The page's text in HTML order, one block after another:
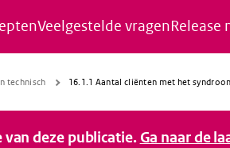
inhoud gaan
navigatie gaan
footer gaan
Veelgestelde vragenRelease
technisch 16.1.1 Aantal cliënten met het
van deze publicatie. Ga naar de